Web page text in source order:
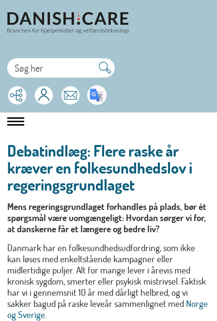
Debatindlæg: Flere raske år
kræver en folkesundhedslov i
regeringsgrundlaget
Mens regeringsgrundlaget forhandles på plads, bør ét
spørgsmål være uomgængeligt: Hvordan sørger vi for,
at danskerne får et længere og bedre liv?
Danmark har en folkesundhedsudfordring, som ikke
kan løses med enkeltstående kampagner eller
midlertidige puljer. Alt for mange lever i årevis med
kronisk sygdom, smerter eller psykisk mistrivsel. Faktisk
har vi i gennemsnit 10 år med dårligt helbred, og vi
sakker bagud på raske leveår sammenlignet med Norge
og Sverige.